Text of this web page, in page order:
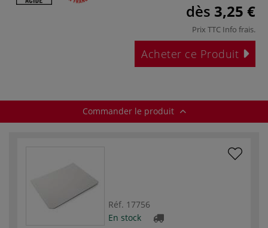
dès 3,25 €
Prix TTC Info frais.
Acheter ce Produit
Commander le produit
Réf. 17756
En stock